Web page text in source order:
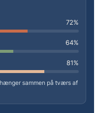
72%
64%
81%
sammen på tværs af